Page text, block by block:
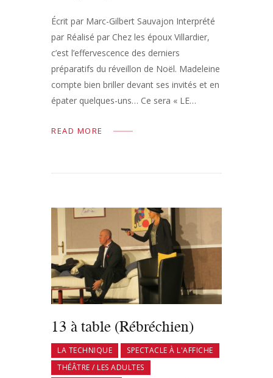
Écrit par Marc-Gilbert Sauvajon Interprété
par Réalisé par Chez les époux Villardier,
c’est l’effervescence des derniers
préparatifs du réveillon de Noël. Madeleine
compte bien briller devant ses invités et en
épater quelques-uns… Ce sera « LE…
READ MORE
13 à table (Rébréchien)
LA TECHNIQUE
SPECTACLE À L'AFFICHE
THÉÂTRE / LES ADULTES